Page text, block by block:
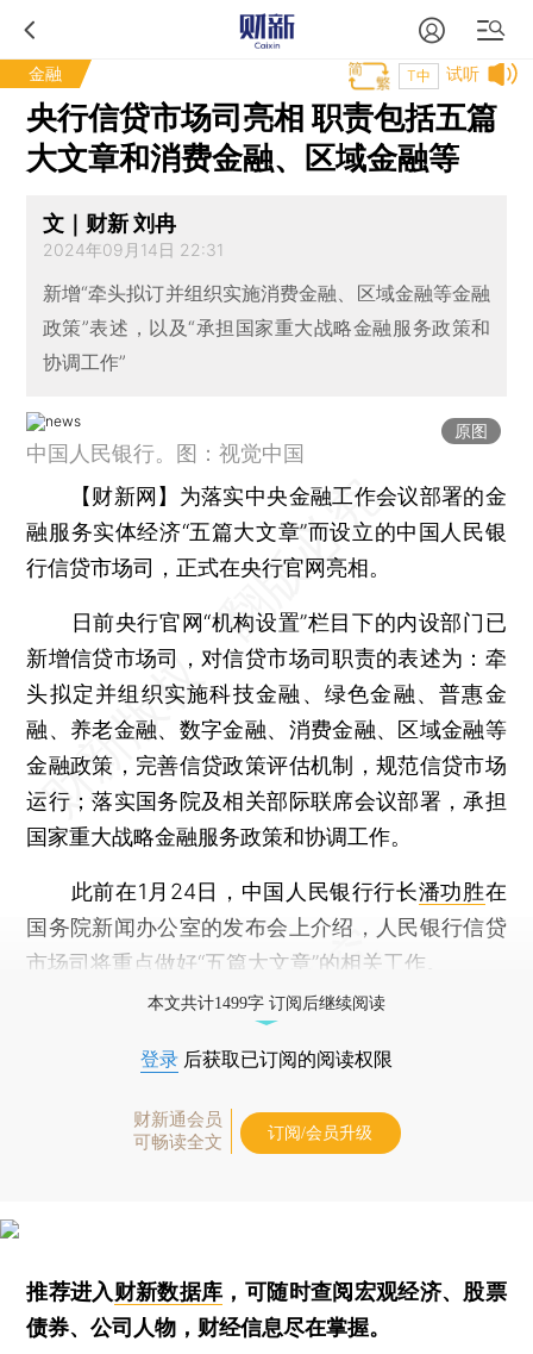
金融 试听
T中
央行信贷市场司亮相 职责包括五篇
大文章和消费金融、区域金融等
文｜财新 刘冉
2024年09月14日 22:31
新增“牵头拟订并组织实施消费金融、区域金融等金融
政策”表述，以及“承担国家重大战略金融服务政策和
协调工作”
原图
中国人民银行。图：视觉中国
【财新网】 为落实中央金融工作会议部署的金
融服务实体经济“五篇大文章”而设立的中国人民银
行信贷市场司，正式在央行官网亮相。
日前央行官网“机构设置”栏目下的内设部门已
新增信贷市场司，对信贷市场司职责的表述为：牵
头拟定并组织实施科技金融、绿色金融、普惠金
融、养老金融、数字金融、消费金融、区域金融等
金融政策，完善信贷政策评估机制，规范信贷市场
运行；落实国务院及相关部际联席会议部署，承担
国家重大战略金融服务政策和协调工作。
此前在1月24日，中国人民银行行长潘功胜在
国务院新闻办公室的发布会上介绍，人民银行信贷
市场司将重点做好“五篇大文章”的相关工作。
本文共计1499字 订阅后继续阅读
登录 后获取已订阅的阅读权限
财新通会员
可畅读全文
订阅/会员升级
推荐进入财新数据库 ，可随时查阅宏观经济、股票
债券、公司人物，财经信息尽在掌握。